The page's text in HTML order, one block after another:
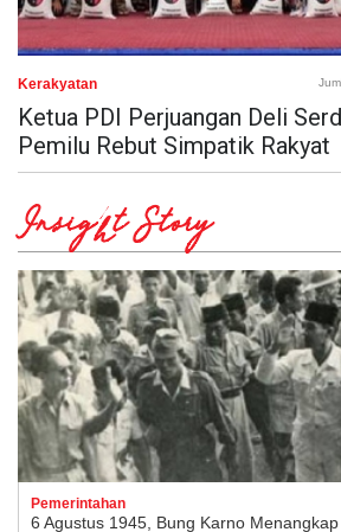
Kerakyatan
Ketua PDI Perjuangan Deli
Pemilu Rebut Simpatik Rakyat
Insight Story
Pemerintahan
6 Agustus 1945, Bung Karno